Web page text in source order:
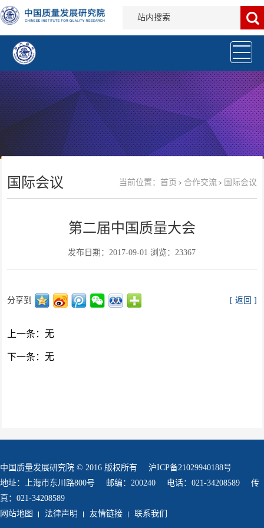
国际会议 当前位置：首页 > 合作交流 > 国际会议
第二届中国质量大会
发布日期：2017-09-01 浏览：23367
分享到 [ 返回 ]
上一条：无
下一条：无
中国质量发展研究院 © 2016 版权所有
沪ICP备21029940188号
地址：上海市东川路800号
邮编：200240 电话：021-34208589
传
真：021-34208589
网站地图
法律声明 友情链接 联系我们